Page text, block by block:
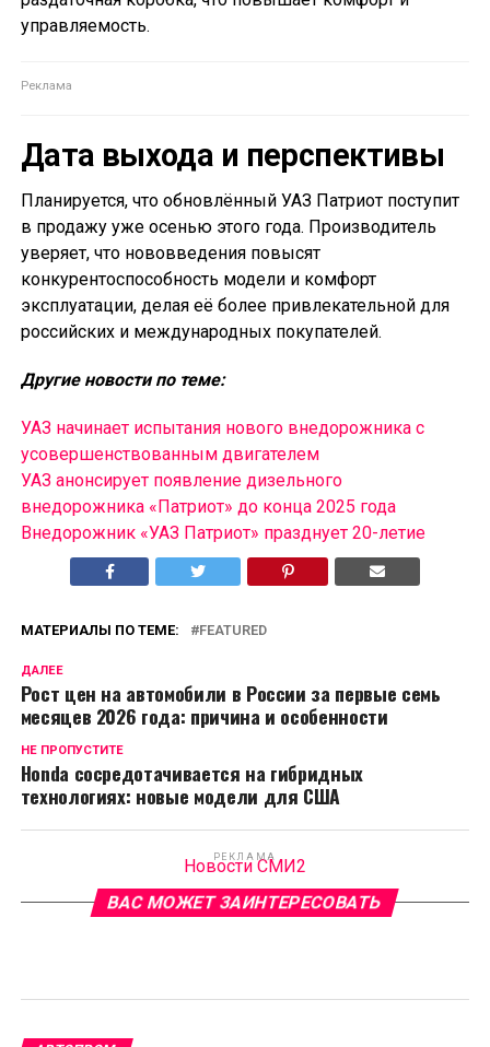
управляемость.
Дата выхода и перспективы
Планируется, что обновлённый УАЗ Патриот поступит
в продажу уже осенью этого года. Производитель
уверяет, что нововведения повысят
конкурентоспособность модели и комфорт
эксплуатации, делая её более привлекательной для
российских и международных покупателей.
Другие новости по теме:
УАЗ начинает испытания нового внедорожника с
усовершенствованным двигателем
УАЗ анонсирует появление дизельного
внедорожника «Патриот» до конца 2025 года
Внедорожник «УАЗ Патриот» празднует 20-летие
МАТЕРИАЛЫ ПО ТЕМЕ: FEATURED
ДАЛЕЕ
Рост цен на автомобили в России за первые семь
месяцев 2026 года: причина и особенности
НЕ ПРОПУСТИТЕ
Honda сосредотачивается на гибридных
технологиях: новые модели для США
РЕКЛАМА
Новости СМИ2
ВАС МОЖЕТ ЗАИНТЕРЕСОВАТЬ